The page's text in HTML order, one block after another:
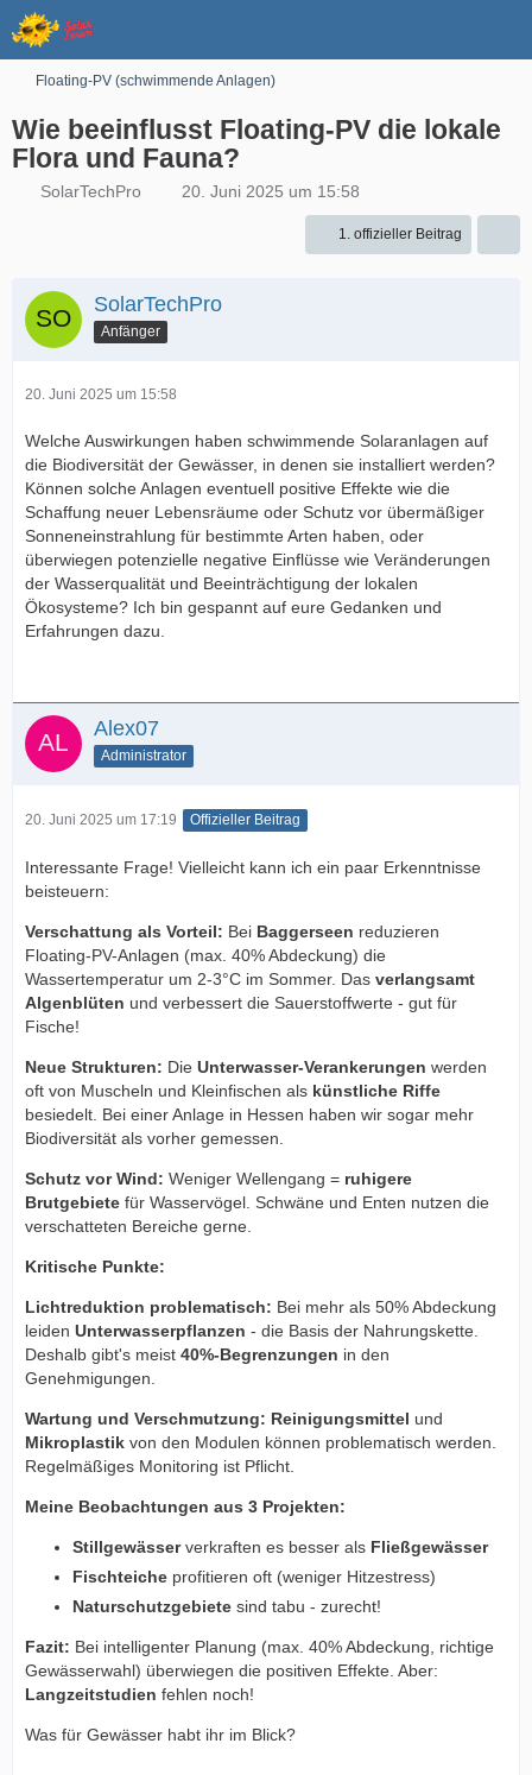
Floating-PV (schwimmende Anlagen)
Wie beeinflusst Floating-PV die lokale
Flora und Fauna?
SolarTechPro 20. Juni 2025 um 15:58
1. offizieller Beitrag
SolarTechPro
Anfänger
20. Juni 2025 um 15:58
Welche Auswirkungen haben schwimmende Solaranlagen auf
die Biodiversität der Gewässer, in denen sie installiert werden?
Können solche Anlagen eventuell positive Effekte wie die
Schaffung neuer Lebensräume oder Schutz vor übermäßiger
Sonneneinstrahlung für bestimmte Arten haben, oder
überwiegen potenzielle negative Einflüsse wie Veränderungen
der Wasserqualität und Beeinträchtigung der lokalen
Ökosysteme? Ich bin gespannt auf eure Gedanken und
Erfahrungen dazu.
Alex07
Administrator
20. Juni 2025 um 17:19 Offizieller Beitrag
Interessante Frage! Vielleicht kann ich ein paar Erkenntnisse
beisteuern:
Verschattung als Vorteil: Bei Baggerseen reduzieren
Floating-PV-Anlagen (max. 40% Abdeckung) die
Wassertemperatur um 2-3°C im Sommer. Das verlangsamt
Algenblüten und verbessert die Sauerstoffwerte - gut für
Fische!
Neue Strukturen: Die Unterwasser-Verankerungen werden
oft von Muscheln und Kleinfischen als künstliche Riffe
besiedelt. Bei einer Anlage in Hessen haben wir sogar mehr
Biodiversität als vorher gemessen.
Schutz vor Wind: Weniger Wellengang = ruhigere
Brutgebiete für Wasservögel. Schwäne und Enten nutzen die
verschatteten Bereiche gerne.
Kritische Punkte:
Lichtreduktion problematisch: Bei mehr als 50% Abdeckung
leiden Unterwasserpflanzen - die Basis der Nahrungskette.
Deshalb gibt's meist 40%-Begrenzungen in den
Genehmigungen.
Wartung und Verschmutzung: Reinigungsmittel und
Mikroplastik von den Modulen können problematisch werden.
Regelmäßiges Monitoring ist Pflicht.
Meine Beobachtungen aus 3 Projekten:
Stillgewässerverkraften es besser als Fließgewässer
Fischteiche profitieren oft (weniger Hitzestress)
Naturschutzgebiete sind tabu - zurecht!
Fazit: Bei intelligenter Planung (max. 40% Abdeckung, richtige
Gewässerwahl) überwiegen die positiven Effekte. Aber:
Langzeitstudien fehlen noch!
Was für Gewässer habt ihr im Blick?